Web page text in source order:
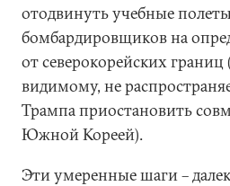
отодвинуть учебные
бомбардировщиков на
от северокорейских
видимому, не
Трампа приостановить
Южной Кореей).
Эти умеренные шаги –